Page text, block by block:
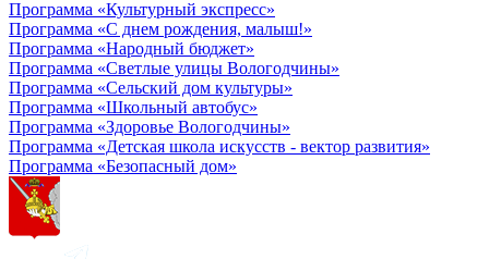
Программа «Культурный экспресс»
Программа «С днем рождения, малыш!»
Программа «Народный бюджет»
Программа «Светлые улицы Вологодчины»
Программа «Сельский дом культуры»
Программа «Школьный автобус»
Программа «Здоровье Вологодчины»
Программа «Детская школа искусств - вектор развития»
Программа «Безопасный дом»